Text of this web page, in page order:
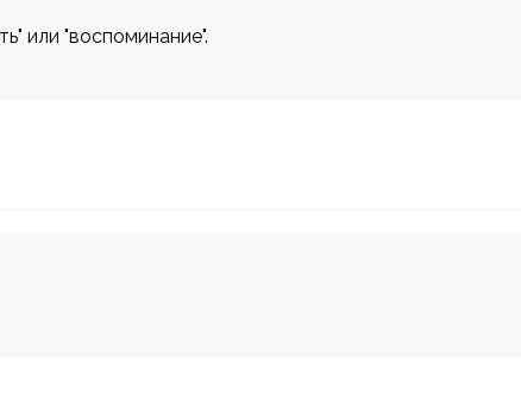
или "воспоминание".